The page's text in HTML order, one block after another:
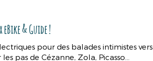
& Guide !
pour des balades intimistes vers
pas de Cézanne, Zola, Picasso…